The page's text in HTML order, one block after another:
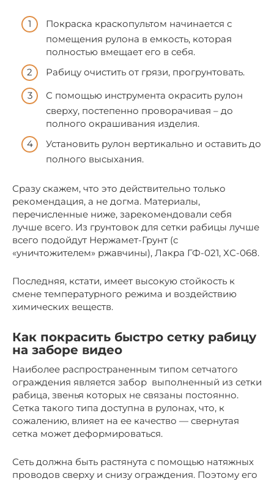
Покраска краскопультом начинается с
помещения рулона в емкость, которая
полностью вмещает его в себя.
Рабицу очистить от грязи, прогрунтовать.
С помощью инструмента окрасить рулон
сверху, постепенно проворачивая – до
полного окрашивания изделия.
Установить рулон вертикально и оставить до
полного высыхания.
Сразу скажем, что это действительно только
рекомендация, а не догма. Материалы,
перечисленные ниже, зарекомендовали себя
лучше всего. Из грунтовок для сетки рабицы лучше
всего подойдут Нержамет-Грунт (с
«уничтожителем» ржавчины), Лакра ГФ-021, ХС-068.
Последняя, кстати, имеет высокую стойкость к
смене температурного режима и воздействию
химических веществ.
Как покрасить быстро сетку рабицу
на заборе видео
Наиболее распространенным типом сетчатого
ограждения является забор выполненный из сетки
рабица, звенья которых не связаны постоянно.
Сетка такого типа доступна в рулонах, что, к
сожалению, влияет на ее качество — свернутая
сетка может деформироваться.
Сеть должна быть растянута с помощью натяжных
проводов сверху и снизу ограждения. Поэтому его